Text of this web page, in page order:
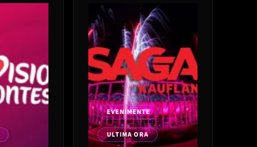
EVENIMENTE
ULTIMA ORA